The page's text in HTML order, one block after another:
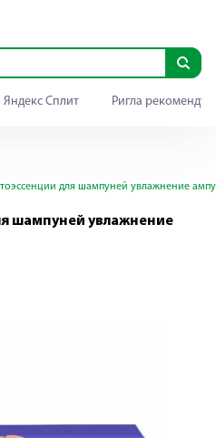
Яндекс Сплит Ригла
для шампуней увлажнение
шампуней увлажнение